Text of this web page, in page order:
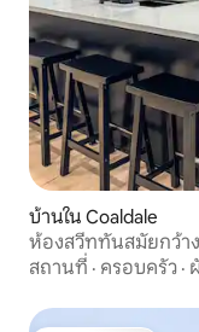
บ้านใน Coaldale
ห้องสวีททันสมัยกว้าง
สถานที่ · ครอบครัว ·